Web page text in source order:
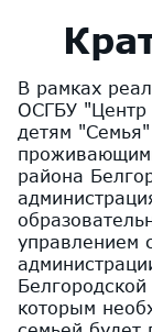
В рамках
ОСГБУ "Центр
детям
района
управлением
которым